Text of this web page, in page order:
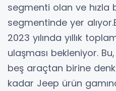
segmenti olan ve hızla
segmentinde yer
2023 yılında yıllık
ulaşması bekleniyor.
beş araçtan birine denk
kadar Jeep ürün